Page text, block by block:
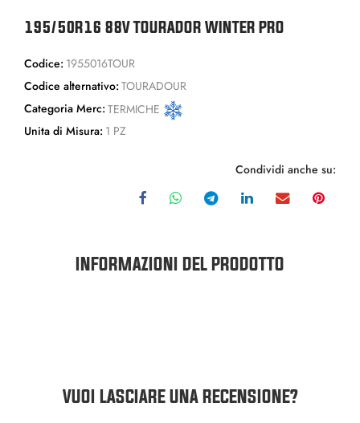
195/50R16 88V TOURADOR WINTER PRO
Codice: 1955016TOUR
Codice alternativo: TOURADOUR
Categoria Merc: TERMICHE
Unita di Misura: 1 PZ
Condividi anche su:
INFORMAZIONI DEL PRODOTTO
VUOI LASCIARE UNA RECENSIONE?